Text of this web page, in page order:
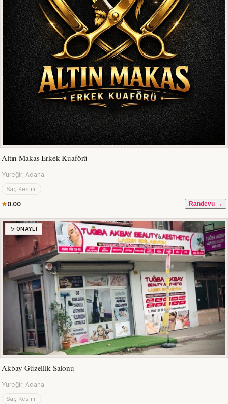
Altın Makas Erkek Kuaförü
Yüreğir, Adana
Saç Kesimi
0.00 Randevu →
✨ ONAYLI
Akbay Güzellik Salonu
Yüreğir, Adana
Saç Kesimi